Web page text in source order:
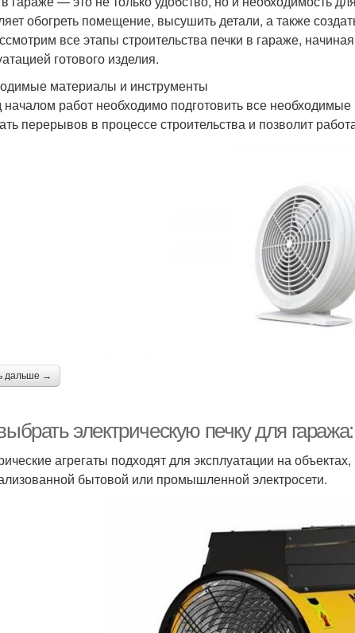
обогреть помещение, высушить детали, а также
все этапы строительства печки в гараже,
готового изделия.
материалы и инструменты
работ необходимо подготовить все
перерывов в процессе строительства и позволит
дальше →
электрическую печку для
агрегаты подходят для эксплуатации на
бытовой или промышленной электросети.